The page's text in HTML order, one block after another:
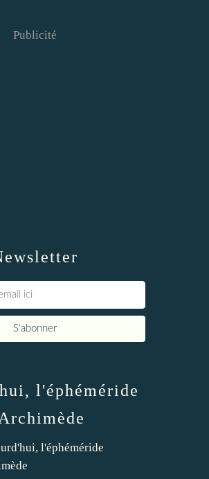
Publicité
l'éphéméride